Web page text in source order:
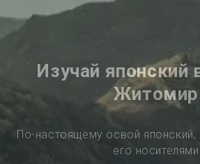
Изучай японский
Житомир
По-настоящему освой
его носителями